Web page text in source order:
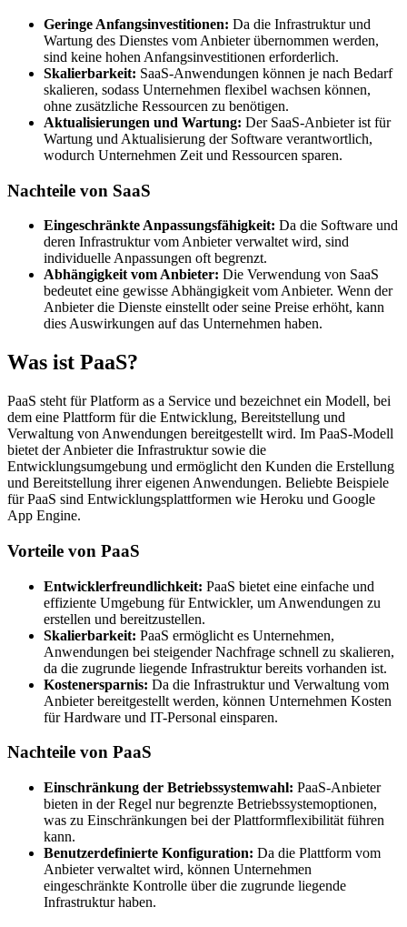
Geringe Anfangsinvestitionen: Da die Infrastruktur und
Wartung des Dienstes vom Anbieter übernommen werden,
sind keine hohen Anfangsinvestitionen erforderlich.
Skalierbarkeit: SaaS-Anwendungen können je nach Bedarf
skalieren, sodass Unternehmen flexibel wachsen können,
ohne zusätzliche Ressourcen zu benötigen.
Aktualisierungen und Wartung: Der SaaS-Anbieter ist für
Wartung und Aktualisierung der Software verantwortlich,
wodurch Unternehmen Zeit und Ressourcen sparen.
Nachteile von SaaS
Eingeschränkte Anpassungsfähigkeit: Da die Software und
deren Infrastruktur vom Anbieter verwaltet wird, sind
individuelle Anpassungen oft begrenzt.
Abhängigkeit vom Anbieter: Die Verwendung von SaaS
bedeutet eine gewisse Abhängigkeit vom Anbieter. Wenn der
Anbieter die Dienste einstellt oder seine Preise erhöht, kann
dies Auswirkungen auf das Unternehmen haben.
Was ist PaaS?
PaaS steht für Platform as a Service und bezeichnet ein Modell, bei
dem eine Plattform für die Entwicklung, Bereitstellung und
Verwaltung von Anwendungen bereitgestellt wird. Im PaaS-Modell
bietet der Anbieter die Infrastruktur sowie die
Entwicklungsumgebung und ermöglicht den Kunden die Erstellung
und Bereitstellung ihrer eigenen Anwendungen. Beliebte Beispiele
für PaaS sind Entwicklungsplattformen wie Heroku und Google
App Engine.
Vorteile von PaaS
Entwicklerfreundlichkeit: PaaS bietet eine einfache und
effiziente Umgebung für Entwickler, um Anwendungen zu
erstellen und bereitzustellen.
Skalierbarkeit: PaaS ermöglicht es Unternehmen,
Anwendungen bei steigender Nachfrage schnell zu skalieren,
da die zugrunde liegende Infrastruktur bereits vorhanden ist.
Kostenersparnis: Da die Infrastruktur und Verwaltung vom
Anbieter bereitgestellt werden, können Unternehmen Kosten
für Hardware und IT-Personal einsparen.
Nachteile von PaaS
Einschränkung der Betriebssystemwahl: PaaS-Anbieter
bieten in der Regel nur begrenzte Betriebssystemoptionen,
was zu Einschränkungen bei der Plattformflexibilität führen
kann.
Benutzerdefinierte Konfiguration: Da die Plattform vom
Anbieter verwaltet wird, können Unternehmen
eingeschränkte Kontrolle über die zugrunde liegende
Infrastruktur haben.